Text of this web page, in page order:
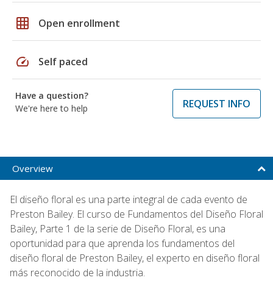
grid_on Open enrollment
speed Self paced
Have a question?
We're here to help
REQUEST INFO
Overview
El diseño floral es una parte integral de cada evento de
Preston Bailey. El curso de Fundamentos del Diseño Floral
Bailey, Parte 1 de la serie de Diseño Floral, es una
oportunidad para que aprenda los fundamentos del
diseño floral de Preston Bailey, el experto en diseño floral
más reconocido de la industria.